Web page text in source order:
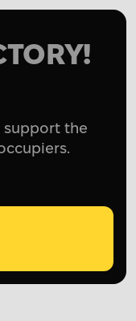
support the